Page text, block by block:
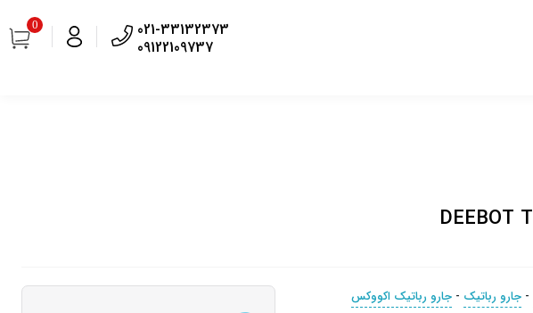
021-33132373
09122109737
0
- جارو رباتیک - جارو رباتیک اکووکس